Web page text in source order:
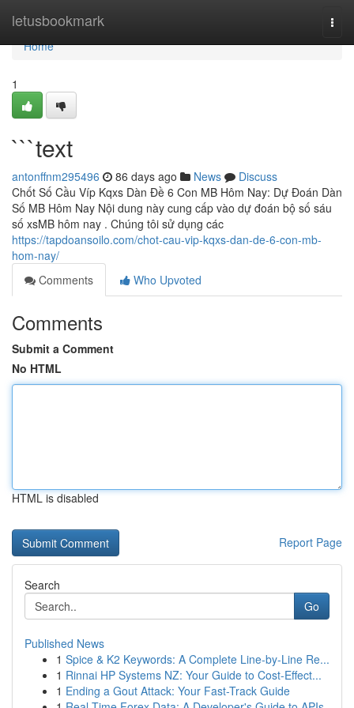
letusbookmark
Home
Home
1
```text
antonffnm295496 86 days ago News
Discuss
Chốt Số Cầu Víp Kqxs Dàn Đề 6 Con MB Hôm Nay: Dự Đoán Dàn
Số MB Hôm Nay Nội dung này cung cấp vào dự đoán bộ số sáu
số xsMB hôm nay . Chúng tôi sử dụng các
https://tapdoansoilo.com/chot-cau-vip-kqxs-dan-de-6-con-mb-
hom-nay/
Comments
Who Upvoted
Comments
Submit a Comment
No HTML
HTML is disabled
Report Page
Search
Go
Published News
1 Spice & K2 Keywords: A Complete Line-by-Line Re...
1 Rinnai HP Systems NZ: Your Guide to Cost-Effect...
1 Ending a Gout Attack: Your Fast-Track Guide